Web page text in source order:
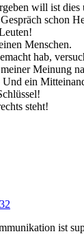
will ist dies
schon
Menschen.
hab,
Meinung
Und ein
steht!
ist